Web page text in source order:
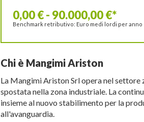
0,00 € - 90.000,00 €*
Benchmark retributivo: Euro medi lordi per anno
Chi è Mangimi Ariston
La Mangimi Ariston Srl opera nel
spostata nella zona industriale. La
insieme al nuovo stabilimento per la
all'avanguardia.